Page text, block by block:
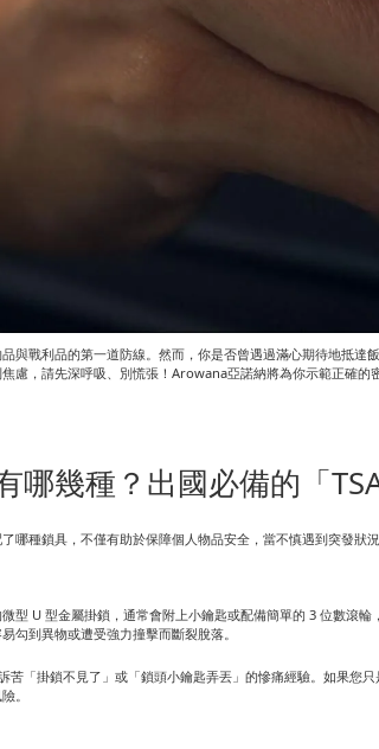
與戰利品的第一道防線。然而，你是否曾遇過滿心期待地抵
慮，請先深呼吸、別慌張！Arowana亞諾納將為你示範正確的
哪幾種？出國必備的「
哪種鎖具，不僅有助於保障個人物品安全，當不慎遇到突發
型 U 型金屬掛鎖，通常會附上小鑰匙或配備簡單的 3 位數滾
勾到異物或遭受強力撞擊而斷裂脫落。
苦「掛鎖不見了」或「鎖頭小鑰匙弄丟」的慘痛經驗。如果您
。